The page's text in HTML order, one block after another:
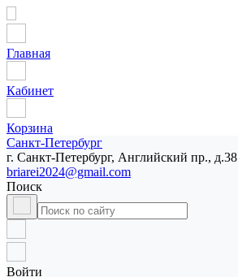
Главная
Кабинет
Корзина
Санкт-Петербург
г. Санкт-Петербург, Английский пр., д.38
briarei2024@gmail.com
Поиск
Войти